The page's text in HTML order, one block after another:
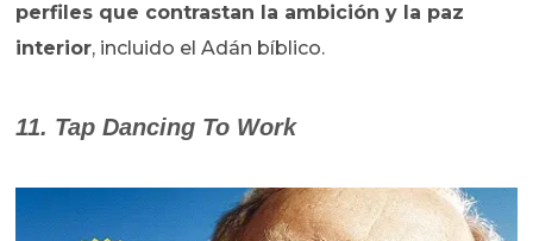
perfiles que contrastan la ambición y la paz
interior, incluido el Adán bíblico.
11. Tap Dancing To Work